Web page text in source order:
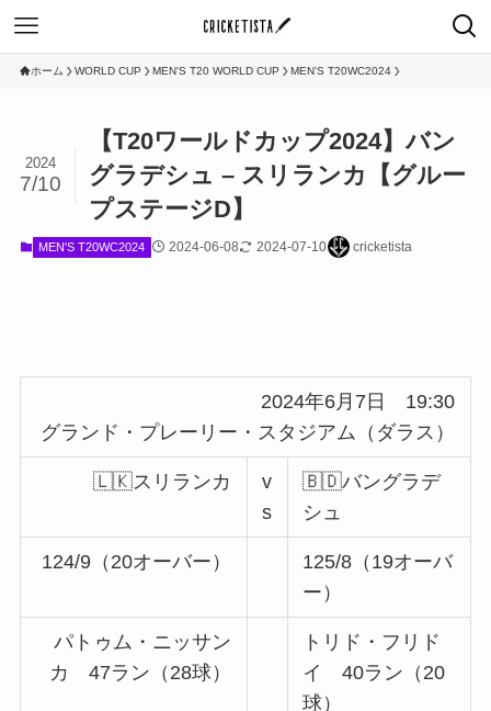
ホーム WORLD CUP MEN'S T20 WORLD CUP MEN'S T20WC2024
【T20ワールドカップ2024】バン
グラデシュ – スリランカ【グルー
プステージD】
2024
7/10
MEN'S T20WC2024 2024-06-08 2024-07-10 cricketista
2024年6月7日 19:30
グランド・プレーリー・スタジアム（ダラス）
🇱🇰スリランカ
v
s
🇧🇩バングラデ
シュ
124/9（20オーバー）
125/8（19オーバ
ー）
パトゥム・ニッサン
カ 47ラン（28球）
トリド・フリド
イ 40ラン（20
球）